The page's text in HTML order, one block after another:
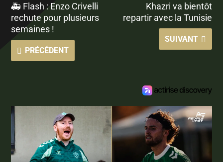
🚑 Flash : Enzo Crivelli
rechute pour plusieurs
semaines !
PRÉCÉDENT
Khazri va bientôt
repartir avec la Tunisie
SUIVANT